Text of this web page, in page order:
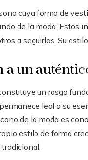
cuya forma de
de la moda. Estos
a seguirlas. Su
a un
un rasgo
leal a su
de la moda es
estilo de forma